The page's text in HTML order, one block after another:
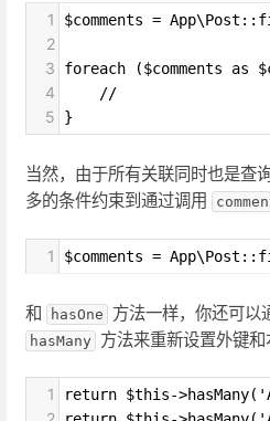
1 $comments =
2
3
foreach ($comments as
4
    //
5 }
当然，由于所有关联同时也是查
多的条件约束到通过调用
1 $comments =
和 hasOne 方法一样，你还可以
hasMany 方法来重新设置外键和
1 return $this-